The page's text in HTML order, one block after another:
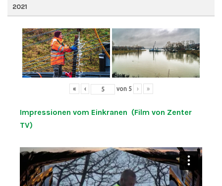
2021
« ‹ von 5 › »
Impressionen vom Einkranen (Film von Zenter
TV)